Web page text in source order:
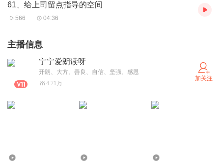
61、给上司留点指导的空间
566 04:36
主播信息
宁宁爱朗读呀
开朗、大方、善良、自信、坚强、感恩
4.71万
加关注